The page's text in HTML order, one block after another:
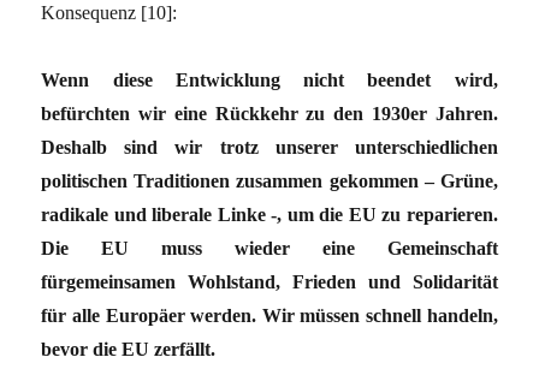
Konsequenz [10]:
Wenn diese Entwicklung nicht beendet wird,
befürchten wir eine Rückkehr zu den 1930er Jahren.
Deshalb sind wir trotz unserer unterschiedlichen
politischen Traditionen zusammen gekommen – Grüne,
radikale und liberale Linke -, um die EU zu reparieren.
Die EU muss wieder eine Gemeinschaft
fürgemeinsamen Wohlstand, Frieden und Solidarität
für alle Europäer werden. Wir müssen schnell handeln,
bevor die EU zerfällt.